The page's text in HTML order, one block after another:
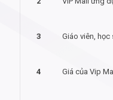
3 Giáo viên, học
4 Giá của Vip